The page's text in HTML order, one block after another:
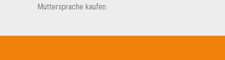
Muttersprache kaufen.